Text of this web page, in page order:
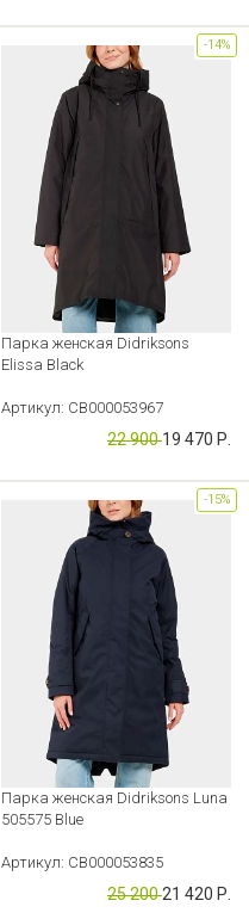
Парка женская Didriksons
Elissa Black
Артикул: CB000053967
22 90019 470 Р.
-14%
Парка женская Didriksons Luna
505575 Blue
Артикул: CB000053835
25 20021 420 Р.
-15%